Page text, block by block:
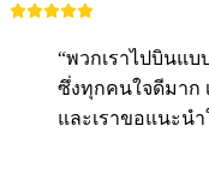
“พวกเราไปบินแ
ซึ่งทุกคนใจดีมาก
และเราขอแนะน